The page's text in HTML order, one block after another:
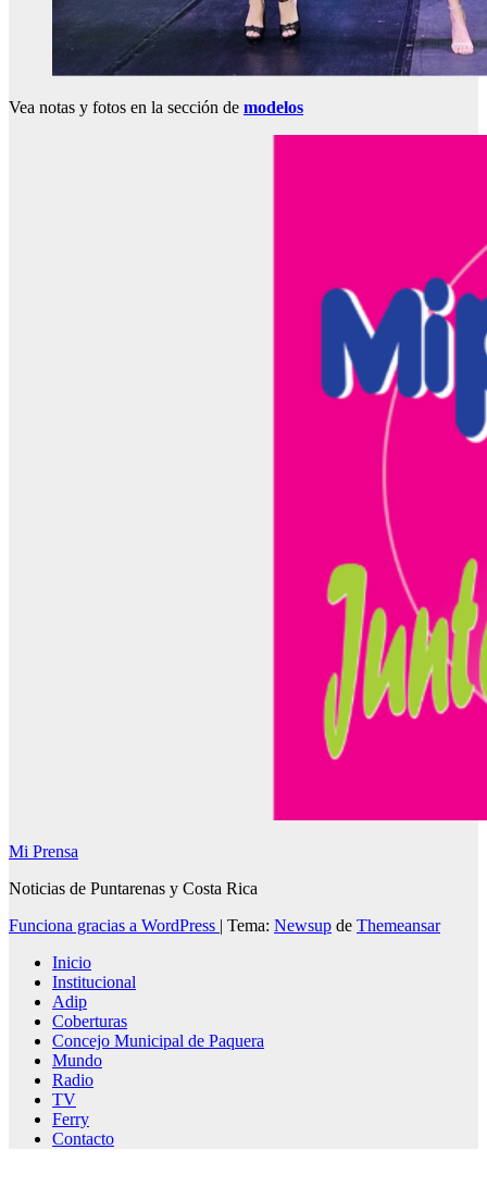
Vea notas y fotos en la sección de modelos
Mi Prensa
Noticias de Puntarenas y Costa Rica
Funciona gracias a WordPress | Tema: Newsup de Themeansar
Inicio
Institucional
Adip
Coberturas
Concejo Municipal de Paquera
Mundo
Radio
TV
Ferry
Contacto